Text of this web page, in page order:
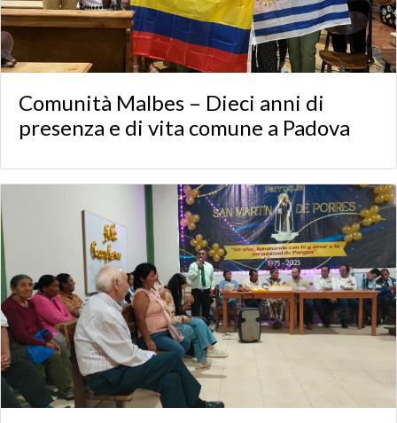
Comunità Malbes – Dieci anni di
presenza e di vita comune a Padova